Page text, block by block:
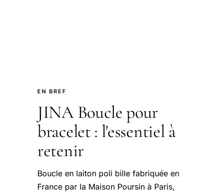
EN BREF
JINA Boucle pour
bracelet : l'essentiel à
retenir
Boucle en laiton poli bille fabriquée en
France par la Maison Poursin à Paris,